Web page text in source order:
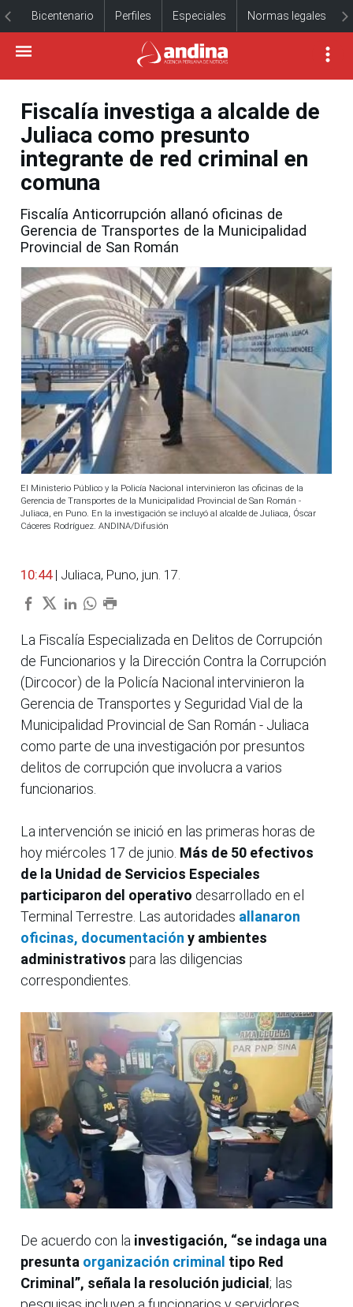
Bicentenario Perfiles Especiales Normas legales
Fiscalía investiga a alcalde de
Juliaca como presunto
integrante de red criminal en
comuna
Fiscalía Anticorrupción allanó oficinas de
Gerencia de Transportes de la Municipalidad
Provincial de San Román
El Ministerio Público y la Policía Nacional intervinieron las oficinas de la
Gerencia de Transportes de la Municipalidad Provincial de San Román -
Juliaca, en Puno. En la investigación se incluyó al alcalde de Juliaca, Óscar
Cáceres Rodríguez. ANDINA/Difusión
10:44 | Juliaca, Puno, jun. 17.
La Fiscalía Especializada en Delitos de Corrupción
de Funcionarios y la Dirección Contra la Corrupción
(Dircocor) de la Policía Nacional intervinieron la
Gerencia de Transportes y Seguridad Vial de la
Municipalidad Provincial de San Román - Juliaca
como parte de una investigación por presuntos
delitos de corrupción que involucra a varios
funcionarios.
La intervención se inició en las primeras horas de
hoy miércoles 17 de junio. Más de 50 efectivos
de la Unidad de Servicios Especiales
participaron del operativo desarrollado en el
Terminal Terrestre. Las autoridades allanaron
oficinas, documentación y ambientes
administrativos para las diligencias
correspondientes.
De acuerdo con la investigación, “se indaga una
presunta organización criminal tipo Red
Criminal”, señala la resolución judicial ; las